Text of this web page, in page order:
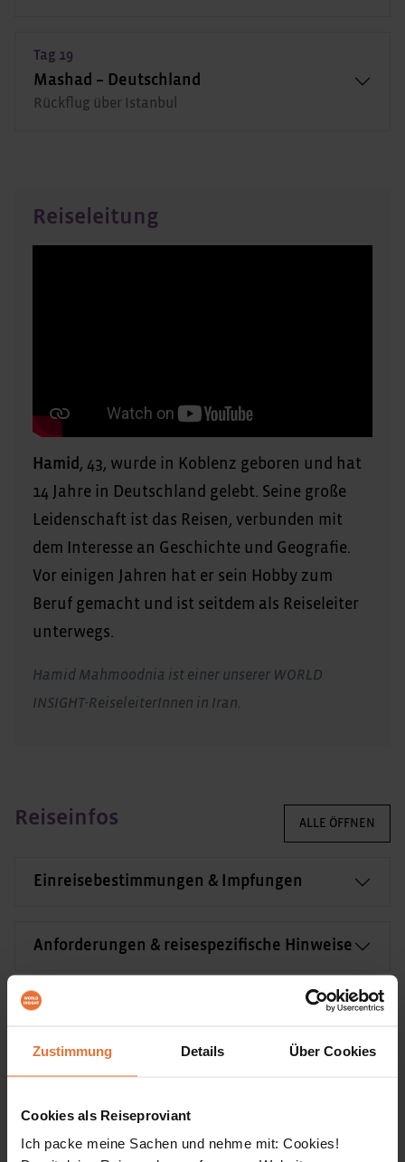
Zustimmung Details Über Cookies
Cookies als Reiseproviant
Ich packe meine Sachen und nehme mit: Cookies!
Tag 19
Mashad – Deutschland
Rückflug über Istanbul
Reiseleitung
Hamid , 43, wurde in Koblenz geboren und hat
14 Jahre in Deutschland gelebt. Seine große
Leidenschaft ist das Reisen, verbunden mit
dem Interesse an Geschichte und Geografie.
Vor einigen Jahren hat er sein Hobby zum
Beruf gemacht und ist seitdem als Reiseleiter
unterwegs.
Hamid Mahmoodnia ist einer unserer WORLD
INSIGHT-ReiseleiterInnen in Iran.
Reiseinfos ALLE ÖFFNEN
Einreisebestimmungen & Impfungen
Anforderungen & reisespezifische Hinweise
Verpflegung
Team vor Ort
Transportmittel vor Ort